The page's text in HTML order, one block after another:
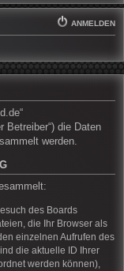
ANMELDEN
Betreiber“) die Daten
werden.
des Boards
die Ihr Browser als
einzelnen Aufrufen des
die aktuelle ID Ihrer
werden können),